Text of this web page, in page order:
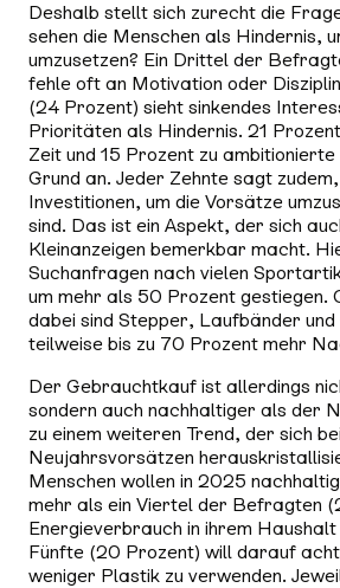
Deshalb stellt sich zurecht die
sehen die Menschen als Hindernis,
umzusetzen? Ein Drittel der
fehle oft an Motivation oder
(24 Prozent) sieht sinkendes
Prioritäten als Hindernis. 21
Zeit und 15 Prozent zu
Grund an. Jeder Zehnte sagt
Investitionen, um die Vorsätze
sind. Das ist ein Aspekt, der sich
Kleinanzeigen bemerkbar macht.
Suchanfragen nach vielen
um mehr als 50 Prozent gestiegen.
dabei sind Stepper, Laufbänder
teilweise bis zu 70 Prozent mehr
Der Gebrauchtkauf ist allerdings
sondern auch nachhaltiger als der
zu einem weiteren Trend, der sich
Neujahrsvorsätzen
Menschen wollen in 2025
mehr als ein Viertel der Befragten
Energieverbrauch in ihrem
Fünfte (20 Prozent) will darauf
weniger Plastik zu verwenden.